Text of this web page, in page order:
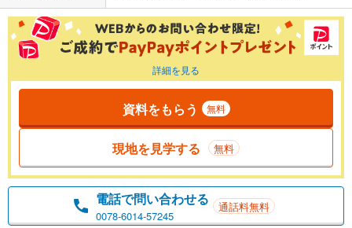
詳細を見る
資料をもらう 無料
現地を見学する 無料
電話で問い合わせる
0078-6014-57245
通話料無料